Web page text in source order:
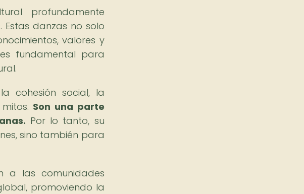
profundamente
danzas no solo
valores y
fundamental para
cohesión social, la
Son una parte
Por lo tanto, su
sino también para
a las comunidades
promoviendo la